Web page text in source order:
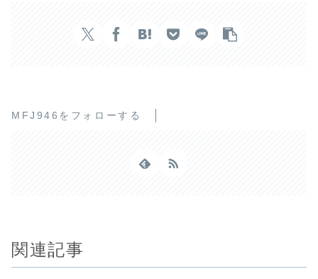
MFJ946をフォローする
関連記事